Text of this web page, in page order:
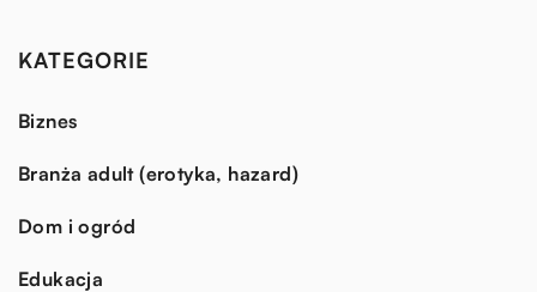
KATEGORIE
Biznes
Branża adult (erotyka, hazard)
Dom i ogród
Edukacja